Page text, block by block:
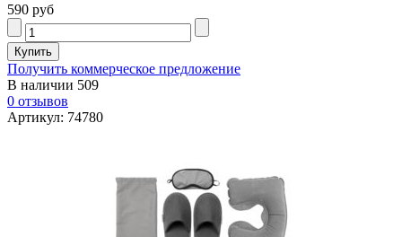
590 руб
Получить коммерческое предложение
В наличии 509
0 отзывов
Артикул: 74780